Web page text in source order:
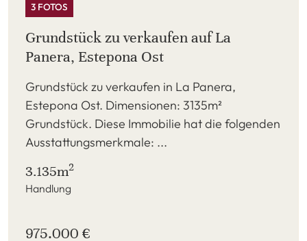
3 FOTOS
Grundstück zu verkaufen auf La
Panera, Estepona Ost
Grundstück zu verkaufen in La Panera,
Estepona Ost. Dimensionen: 3135m²
Grundstück. Diese Immobilie hat die folgenden
Ausstattungsmerkmale: ...
3.135m2
Handlung
975.000 €